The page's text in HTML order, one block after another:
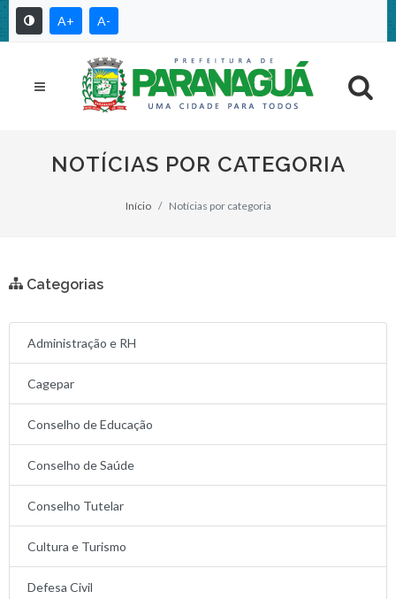
A+ A-
NOTÍCIAS POR CATEGORIA
Início Notícias por categoria
Categorias
Administração e RH
Cagepar
Conselho de Educação
Conselho de Saúde
Conselho Tutelar
Cultura e Turismo
Defesa Civil